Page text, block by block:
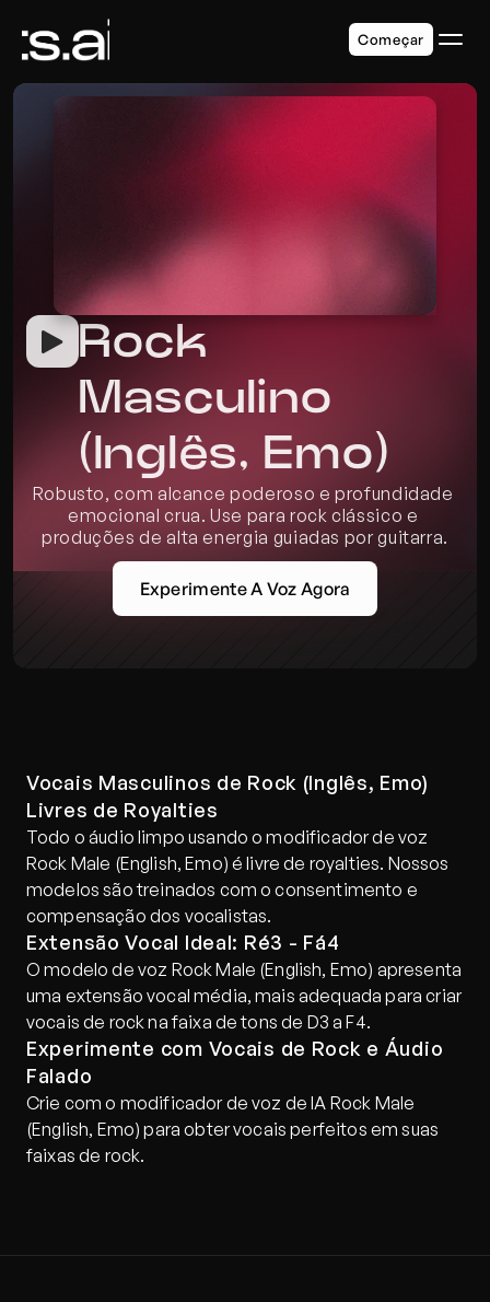
Rock
Masculino
(Inglês, Emo)
Robusto, com alcance poderoso e profundidade
emocional crua. Use para rock clássico e
produções de alta energia guiadas por guitarra.
Experimente A Voz Agora
Vocais Masculinos de Rock (Inglês, Emo)
Livres de Royalties
Todo o áudio limpo usando o modificador de voz
Rock Male (English, Emo) é livre de royalties. Nossos
modelos são treinados com o consentimento e
compensação dos vocalistas.
Extensão Vocal Ideal: Ré3 - Fá4
O modelo de voz Rock Male (English, Emo) apresenta
uma extensão vocal média, mais adequada para criar
vocais de rock na faixa de tons de D3 a F4.
Experimente com Vocais de Rock e Áudio
Falado
Crie com o modificador de voz de IA Rock Male
(English, Emo) para obter vocais perfeitos em suas
faixas de rock.
Começar